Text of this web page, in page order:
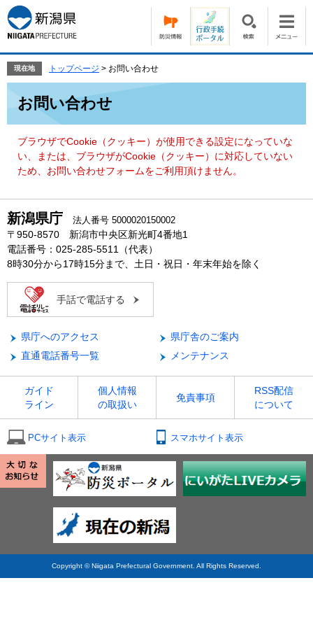
ー
ジ
の
頭
す。
ニ
ュ
ー
飛
て
現在地 トップページ > お問い合わせ
お問い合わせ
ブラウザでCookie（クッキー）が使用できる設定になっていな
い、または、ブラウザがCookie（クッキー）に対応していない
ため、お問い合わせフォームをご利用頂けません。
新潟県庁 法人番号 5000020150002
〒950-8570 新潟市中央区新光町4番地1
電話番号：025-285-5511（代表）
8時30分から17時15分まで、土日・祝日・年末年始を除く
手話で電話する
県庁へのアクセス
県庁舎のご案内
直通電話番号一覧
メンテナンス
ガイド
ライン
個人情報
の取扱い
免責事項
RSS配信
について
PCサイト表示 スマホサイト表示
Copyright © Niigata Prefectural Government. All Rights Reserved.